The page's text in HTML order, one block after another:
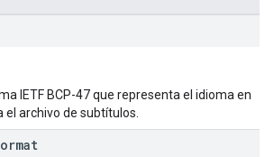
IETF BCP-47 que representa el idioma en
el archivo de subtítulos.